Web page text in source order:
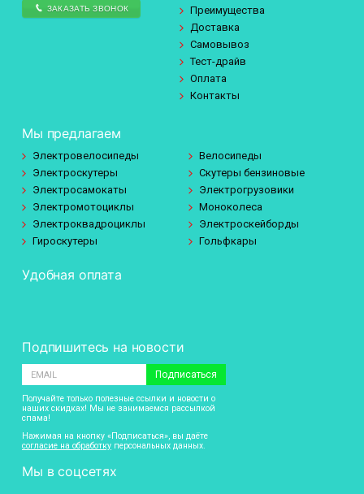
ЗАКАЗАТЬ ЗВОНОК
Преимущества
Доставка
Самовывоз
Тест-драйв
Оплата
Контакты
Мы предлагаем
Электровелосипеды
Велосипеды
Электроскутеры
Скутеры бензиновые
Электросамокаты
Электрогрузовики
Электромотоциклы
Моноколеса
Электроквадроциклы
Электроскейборды
Гироскутеры
Гольфкары
Удобная оплата
Подпишитесь на новости
Подписаться
Получайте только полезные ссылки и новости о
наших скидках! Мы не занимаемся рассылкой
спама!
Нажимая на кнопку «Подписаться», вы даёте
согласие на обработку персональных данных.
Мы в соцсетях